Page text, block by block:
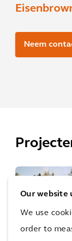
Our website
We use
order to
Neem